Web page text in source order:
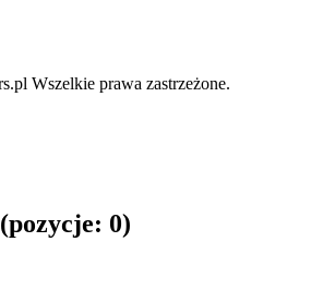
Wszelkie prawa zastrzeżone.
(pozycje: 0)